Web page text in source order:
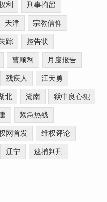
利 刑事拘留
天津 宗教信仰
踪 控告状
曹顺利 月度报告
残疾人 江天勇
北 湖南 狱中良心犯
紧急热线
网首发 维权评论
辽宁 逮捕判刑